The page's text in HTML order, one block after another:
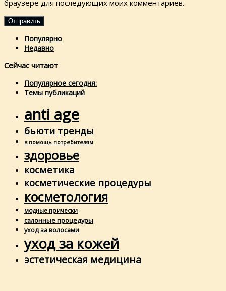
браузере для последующих моих комментариев.
Популярно
Недавно
Сейчас читают
Популярное сегодня:
Темы публикаций
anti age
бьюти тренды
в помощь потребителям
здоровье
косметика
косметические процедуры
косметология
модные прически
салонные процедуры
уход за волосами
уход за кожей
эстетическая медицина